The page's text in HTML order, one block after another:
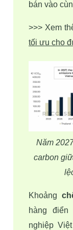
bán vào
>>> Xem
tối ưu cho
Năm
carbon
Khoảng
hàng điển
nghiệp